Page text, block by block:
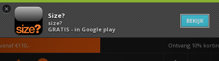
×
Size?
size?
GRATIS - in Google play
BEKIJK
€110,- Ontvang 10%